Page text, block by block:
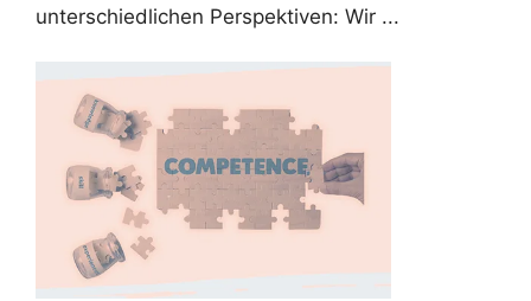
unterschiedlichen Perspektiven: Wir ...